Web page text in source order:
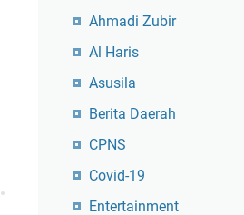
Ahmadi Zubir
Al Haris
Asusila
Berita Daerah
CPNS
Covid-19
Entertainment